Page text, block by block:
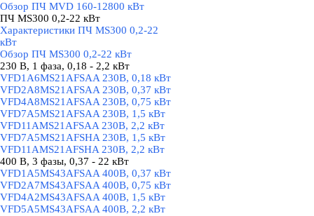
Обзор ПЧ MVD 160-12800 кВт
ПЧ MS300 0,2-22 кВт
Характеристики ПЧ MS300 0,2-22
кВт
Обзор ПЧ MS300 0,2-22 кВт
230 В, 1 фаза, 0,18 - 2,2 кВт
VFD1A6MS21AFSAA 230В, 0,18 кВт
VFD2A8MS21AFSAA 230В, 0,37 кВт
VFD4A8MS21AFSAA 230В, 0,75 кВт
VFD7A5MS21AFSAA 230В, 1,5 кВт
VFD11AMS21AFSAA 230В, 2,2 кВт
VFD7A5MS21AFSHA 230В, 1,5 кВт
VFD11AMS21AFSHA 230В, 2,2 кВт
400 В, 3 фазы, 0,37 - 22 кВт
VFD1A5MS43AFSAA 400В, 0,37 кВт
VFD2A7MS43AFSAA 400В, 0,75 кВт
VFD4A2MS43AFSAA 400В, 1,5 кВт
VFD5A5MS43AFSAA 400В, 2,2 кВт